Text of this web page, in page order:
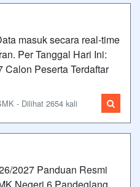
masuk secara real-time
Per Tanggal Hari Ini:
Calon Peserta Terdaftar
- Dilihat 2654 kali
2027 Panduan Resmi